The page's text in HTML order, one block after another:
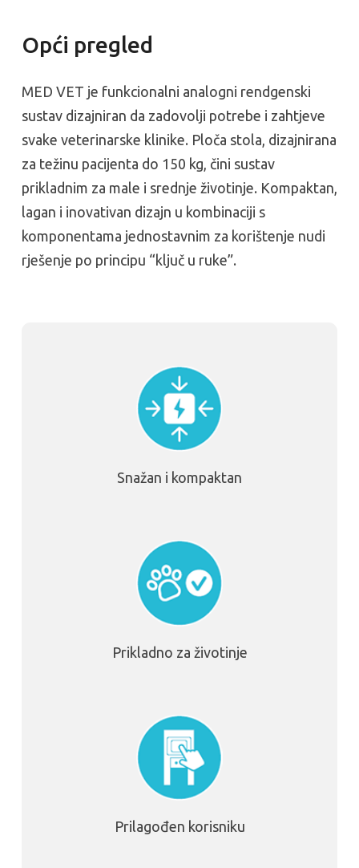
Opći pregled
MED VET je funkcionalni analogni rendgenski
sustav dizajniran da zadovolji potrebe i zahtjeve
svake veterinarske klinike. Ploča stola, dizajnirana
za težinu pacijenta do 150 kg, čini sustav
prikladnim za male i srednje životinje. Kompaktan,
lagan i inovativan dizajn u kombinaciji s
komponentama jednostavnim za korištenje nudi
rješenje po principu “ključ u ruke”.
Snažan i kompaktan
Prikladno za životinje
Prilagođen korisniku